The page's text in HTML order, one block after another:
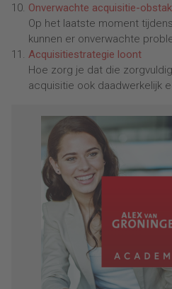
Onverwachte acquisitie-
Op het laatste moment
kunnen er onverwachte
Acquisitiestrategie loont
Hoe zorg je dat die
acquisitie ook daadwerkelijk